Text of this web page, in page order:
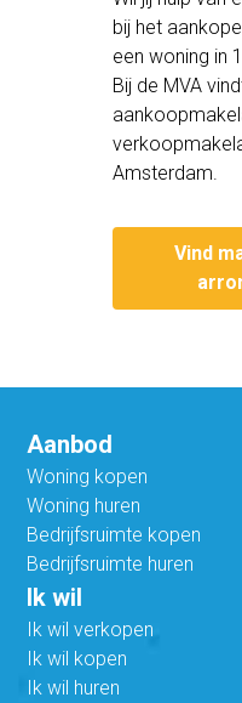
bij het
een woning in
Bij de MVA
Amsterdam.
Vind
Aanbod
Woning kopen
Woning huren
Bedrijfsruimte kopen
Bedrijfsruimte huren
Ik wil
Ik wil verkopen
Ik wil kopen
Ik wil huren